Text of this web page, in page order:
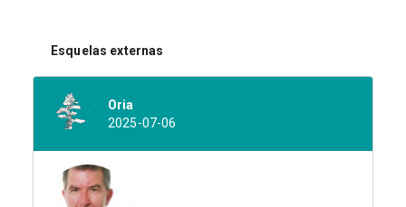
Esquelas externas
Oria
2025-07-06